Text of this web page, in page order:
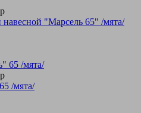
"Марсель 65" /мята/
/мята/